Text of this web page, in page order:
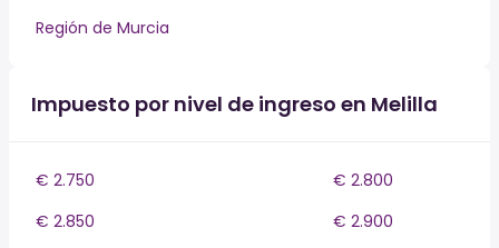
Región de Murcia
Impuesto por nivel de ingreso en Melilla
€ 2.750
€ 2.800
€ 2.850
€ 2.900